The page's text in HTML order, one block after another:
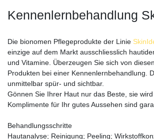
Kennenlernbehandlung
Die bionomen Pflegeprodukte der Linie
einzige auf dem Markt ausschliesslich
und Vitamine. Überzeugen Sie sich von
Produkten bei einer Kennenlernbehandlung.
unmittelbar spür- und sichtbar.
Gönnen Sie Ihrer Haut nur das Beste, sie wird
Komplimente für Ihr gutes Aussehen sind
Behandlungsschritte
Hautanalyse; Reinigung; Peeling;